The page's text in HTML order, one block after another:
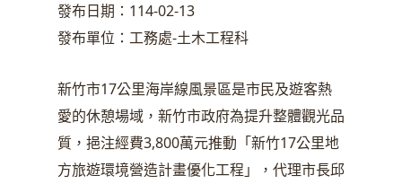
發布日期：114-02-13
發布單位：工務處-土木工程科
新竹市17公里海岸線風景區是市民及遊客熱
愛的休憩場域，新竹市政府為提升整體觀光品
質，挹注經費3,800萬元推動「新竹17公里地
方旅遊環境營造計畫優化工程」，代理市長邱